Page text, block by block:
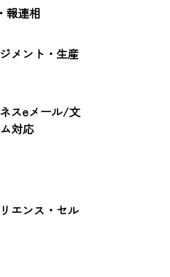
報連相
メント・生産
スeメール/文
対応
エンス・セル